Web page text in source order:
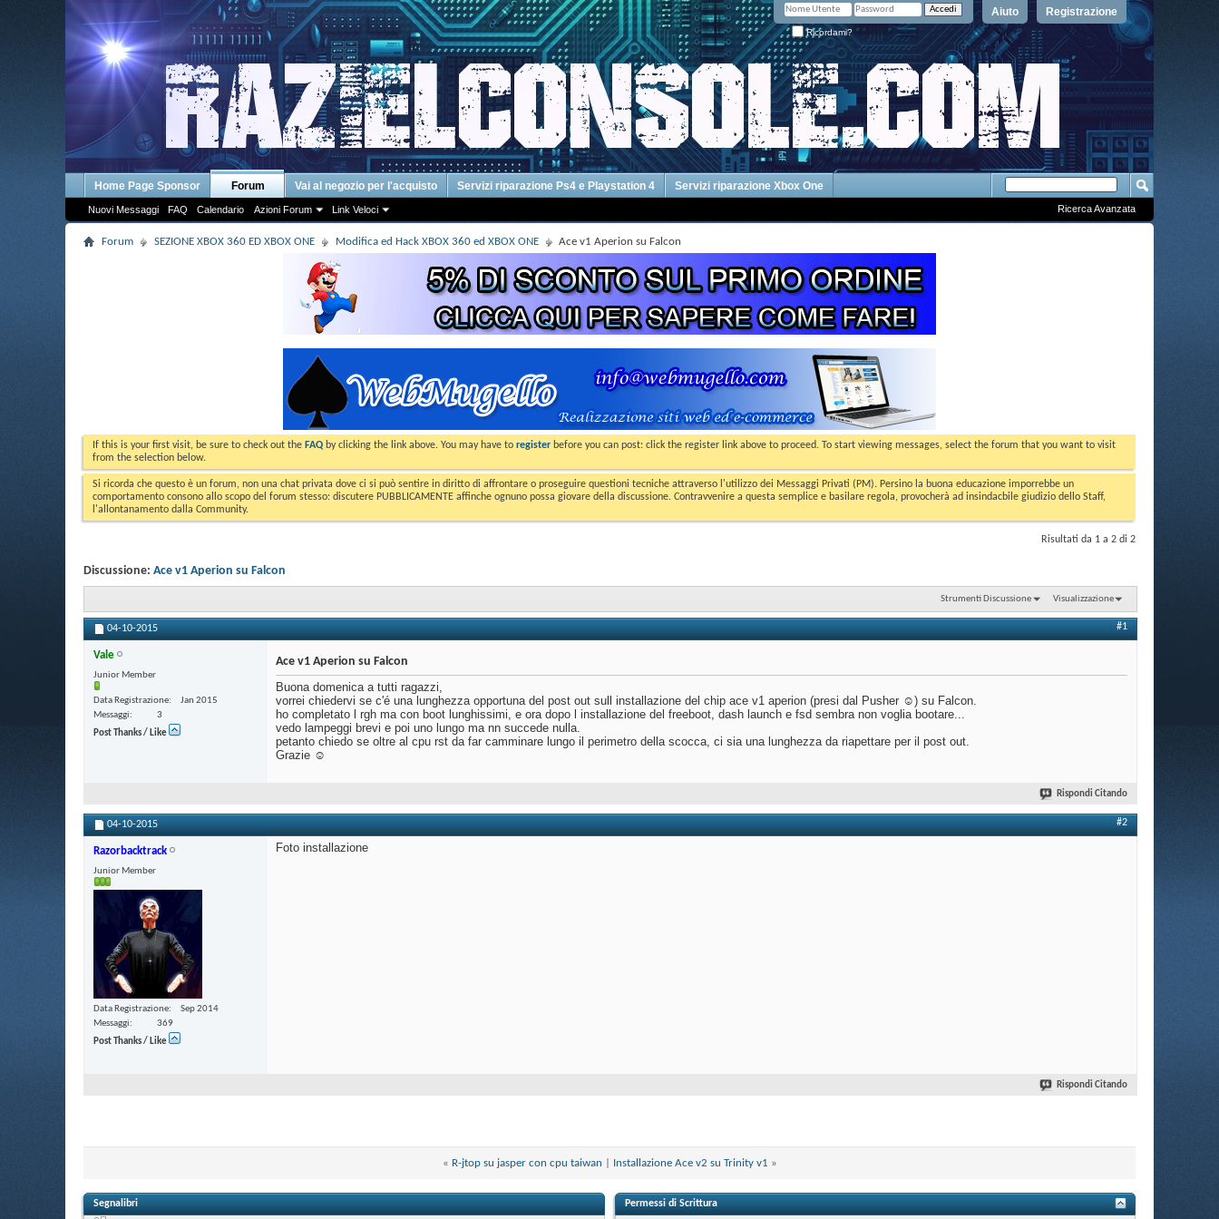
Registrazione
Aiuto
Ricordami?
Home Page Sponsor Forum
Nuovi Messaggi FAQ Calendario Azioni Forum Link Veloci
Vai al negozio per l'acquisto Servizi riparazione Ps4 e Playstation 4 Servizi riparazione Xbox One
Ricerca Avanzata
Forum SEZIONE XBOX 360 ED XBOX ONE Modifica ed Hack XBOX 360 ed XBOX ONE Ace v1 Aperion su Falcon
If this is your first visit, be sure to check out the FAQ by clicking the link above. You may have to register before you can post: click the register link above to proceed. To start viewing messages, select the forum that you want to visit
from the selection below.
Si ricorda che questo è un forum, non una chat privata dove ci si può sentire in diritto di affrontare o proseguire questioni tecniche attraverso l'utilizzo dei Messaggi Privati (PM). Persino la buona educazione imporrebbe un
comportamento consono allo scopo del forum stesso: discutere PUBBLICAMENTE affinche ognuno possa giovare della discussione. Contravvenire a questa semplice e basilare regola, provocherà ad insindacbile giudizio dello Staff,
l'allontanamento dalla Community.
Risultati da 1 a 2 di 2
Discussione: Ace v1 Aperion su Falcon
Strumenti Discussione Visualizzazione
04-10-2015 #1
Vale
Junior Member
Data Registrazione
Jan 2015
Messaggi
3
Post Thanks / Like
Ace v1 Aperion su Falcon
Buona domenica a tutti ragazzi,
vorrei chiedervi se c'é una lunghezza opportuna del post out sull installazione del chip ace v1 aperion (presi dal Pusher ☺) su Falcon.
ho completato l rgh ma con boot lunghissimi, e ora dopo l installazione del freeboot, dash launch e fsd sembra non voglia bootare...
vedo lampeggi brevi e poi uno lungo ma nn succede nulla.
petanto chiedo se oltre al cpu rst da far camminare lungo il perimetro della scocca, ci sia una lunghezza da riapettare per il post out.
Grazie ☺
Rispondi Citando
04-10-2015 #2
Razorbacktrack
Junior Member
Data Registrazione
Sep 2014
Messaggi
369
Post Thanks / Like
Foto installazione
Rispondi Citando
« R-jtop su jasper con cpu taiwan Installazione Ace v2 su Trinity v1 »
Segnalibri Permessi di Scrittura